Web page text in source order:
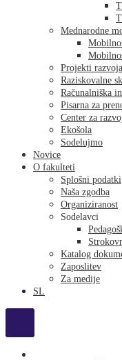
Mednarodne
Projekti
Raziskovalne
Računalniška
Pisarna za
Center za
Ekošola
Sodelujmo
Novice
O fakulteti
Splošni podatki
Naša zgodba
Organiziranost
Sodelavci
Katalog
Zaposlitev
Za medije
SL